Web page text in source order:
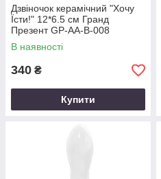
Дзвіночок керамічний "Хочу
Їсти!" 12*6.5 см Гранд
Презент GP-AA-B-008
В наявності
340 ₴
Купити